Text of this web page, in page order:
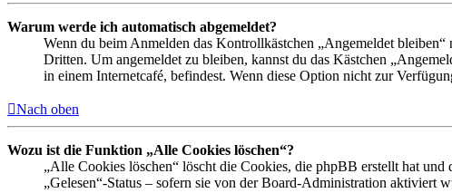
Warum werde ich automatisch abgemeldet?
Wenn du beim Anmelden das Kontrollkästchen „Angemeldet
Dritten. Um angemeldet zu bleiben, kannst du das Kästchen
in einem Internetcafé, befindest. Wenn diese Option nicht zur
Nach oben
Wozu ist die Funktion „Alle Cookies löschen“?
„Alle Cookies löschen“ löscht die Cookies, die phpBB erstellt hat
„Gelesen“-Status – sofern sie von der Board-Administration aktiviert